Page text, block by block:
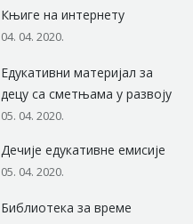
Књиге на интернету
04. 04. 2020.
Едукативни материјал за
децу са сметњама у развоју
05. 04. 2020.
Дечије едукативне емисије
05. 04. 2020.
Библиотека за време